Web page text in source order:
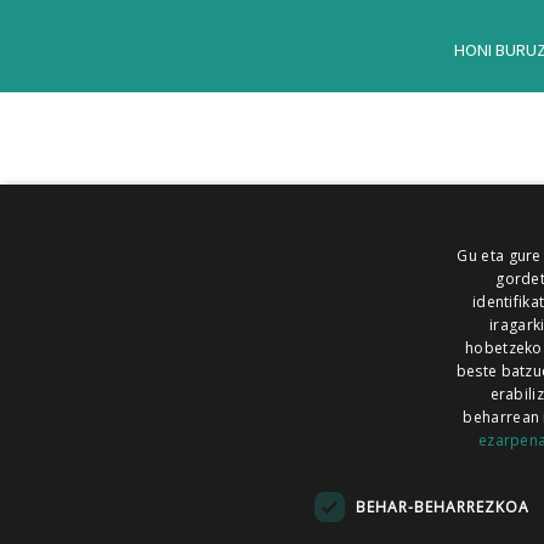
HONI BURUZ
ALEA
MAILOPE NOAUA
Gu eta
hobetzeko.
beste
beharrean
BEHAR-BEHARREZKOA